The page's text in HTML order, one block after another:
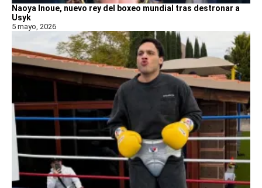
Naoya Inoue, nuevo rey del boxeo mundial tras destronar a
Usyk
5 mayo, 2026